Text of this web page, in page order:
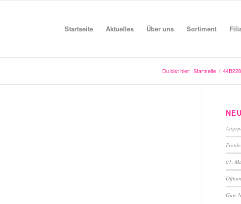
Startseite Aktuelles Über uns Sortiment
Du bist hier: Startseite /
01.
Gute